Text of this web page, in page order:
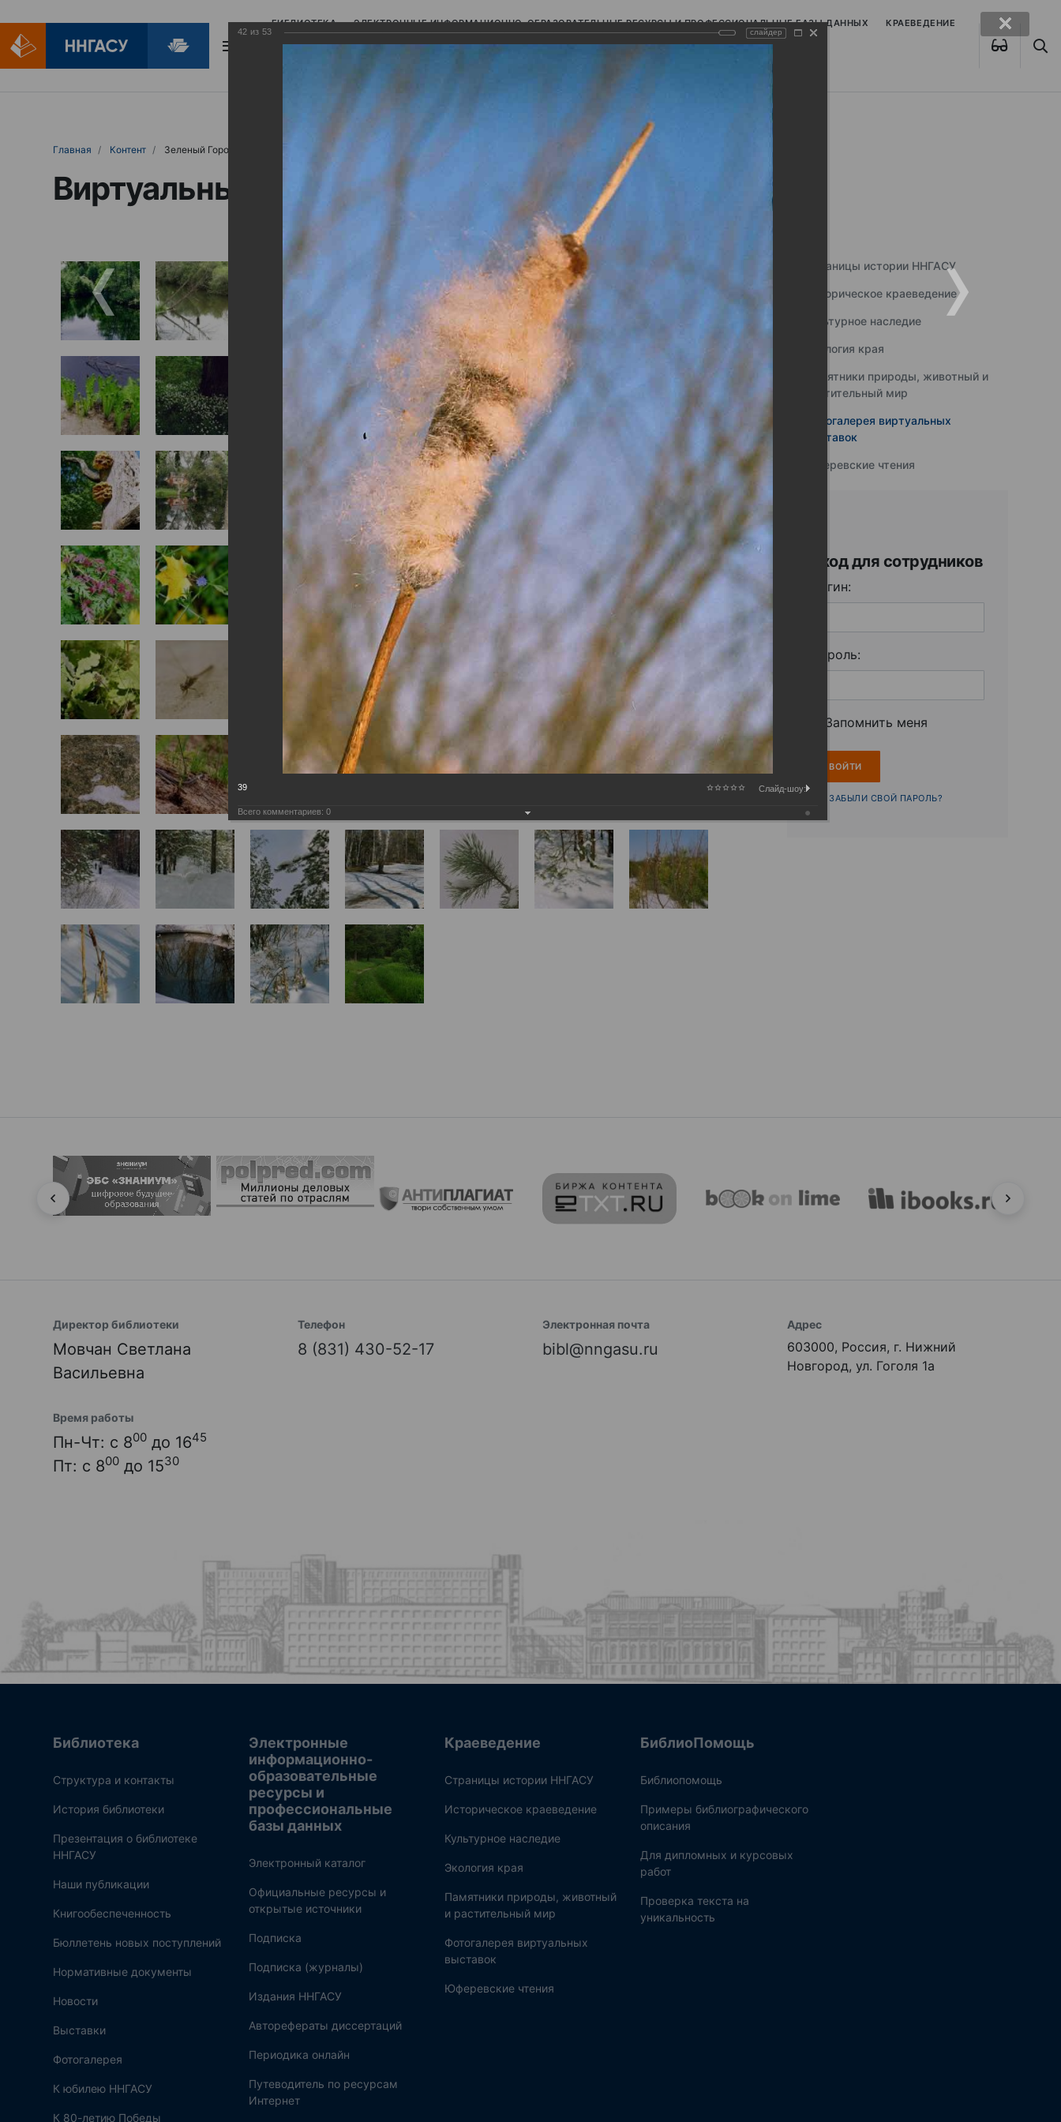
БИБЛИОТЕКА ЭЛЕКТРОННЫЕ ИНФОРМАЦИОННО-ОБРАЗОВАТЕЛЬНЫЕ РЕСУРСЫ И ПРОФЕССИОНАЛЬНЫЕ БАЗЫ ДАННЫХ КРАЕВЕДЕНИЕ
Главная Контент Зеленый Город
Виртуальные выставки (фотоальбомы)
Страницы истории ННГАСУ
Историческое краеведение
Культурное наследие
Экология края
Памятники природы, животный и
растительный мир
Фотогалерея виртуальных
выставок
Юферевские чтения
Вход для сотрудников
Логин:
Пароль:
Запомнить меня
ЗАБЫЛИ СВОЙ ПАРОЛЬ?
Директор библиотеки
Мовчан Светлана
Васильевна
Телефон
8 (831) 430-52-17
Электронная почта
bibl@nngasu.ru
Адрес
603000, Россия, г. Нижний
Новгород, ул. Гоголя 1а
Время работы
Пн-Чт: с 800 до 1645
Пт: с 800 до 1530
Библиотека
Структура и контакты
История библиотеки
Презентация о библиотеке
ННГАСУ
Наши публикации
Книгообеспеченность
Бюллетень новых поступлений
Нормативные документы
Новости
Выставки
Фотогалерея
К юбилею ННГАСУ
К 80-летию Победы
Электронные
информационно-
образовательные
ресурсы и
профессиональные
базы данных
Электронный каталог
Официальные ресурсы и
открытые источники
Подписка
Подписка (журналы)
Издания ННГАСУ
Авторефераты диссертаций
Периодика онлайн
Путеводитель по ресурсам
Интернет
Краеведение
Страницы истории ННГАСУ
Историческое краеведение
Культурное наследие
Экология края
Памятники природы, животный
и растительный мир
Фотогалерея виртуальных
выставок
Юферевские чтения
БиблиоПомощь
Библиопомощь
Примеры библиографического
описания
Для дипломных и курсовых
работ
Проверка текста на
уникальность
42 из 53 слайдер
39 Слайд-шоу:
Всего комментариев: 0